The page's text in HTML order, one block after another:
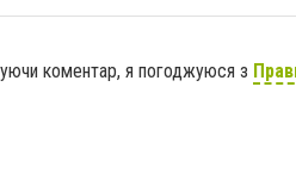
коментар, я погоджуюся з